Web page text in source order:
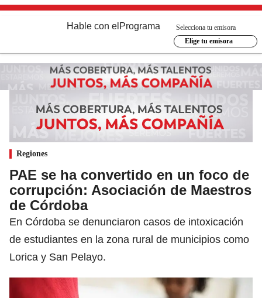
Hable con el Programa
Selecciona tu emisora
Elige tu emisora
Regiones
PAE se ha convertido en un foco de
corrupción: Asociación de Maestros
de Córdoba
En Córdoba se denunciaron casos de intoxicación
de estudiantes en la zona rural de municipios como
Lorica y San Pelayo.